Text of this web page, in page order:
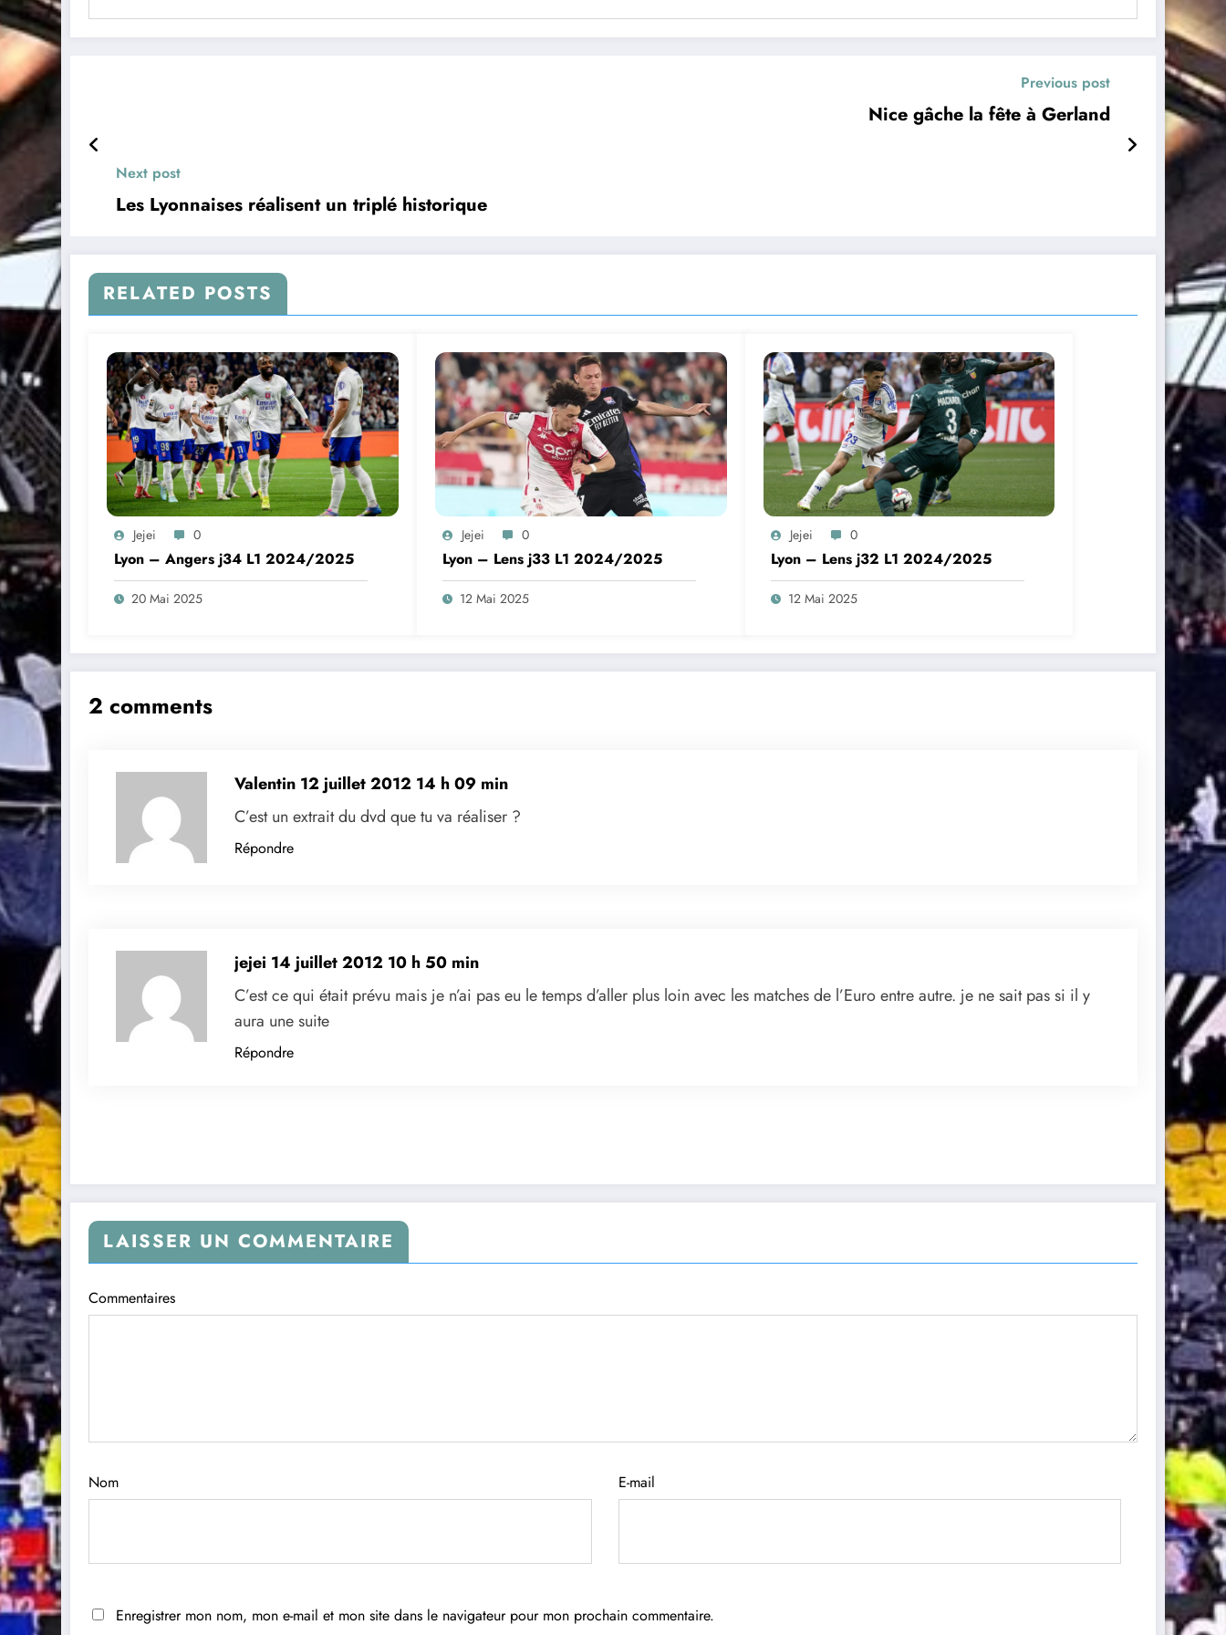
Previous post
Nice gâche la fête à Gerland
Next post
Les Lyonnaises réalisent un triplé historique
RELATED POSTS
Jejei 0
Lyon – Angers j34 L1 2024/2025
20 Mai 2025
Jejei 0
Lyon – Lens j33 L1 2024/2025
12 Mai 2025
Jejei 0
Lyon – Lens j32 L1 2024/2025
12 Mai 2025
2 comments
Valentin 12 juillet 2012 14 h 09 min
C’est un extrait du dvd que tu va réaliser ?
Répondre
jejei 14 juillet 2012 10 h 50 min
C’est ce qui était prévu mais je n’ai pas eu le temps d’aller plus loin avec les matches de l’Euro entre autre. je ne sait pas si il y
aura une suite
Répondre
LAISSER UN COMMENTAIRE
Commentaires
Nom E-mail
Enregistrer mon nom, mon e-mail et mon site dans le navigateur pour mon prochain commentaire.